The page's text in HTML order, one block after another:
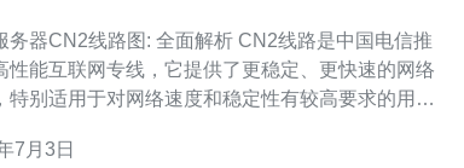
CN2线路图: 全面解析 CN2线路是中国电信推
性能互联网专线，它提供了更稳定、更快速的网络
特别适用于对网络速度和稳定性有较高要求的用
港作为一个国际金融中心，拥有发达
7月3日